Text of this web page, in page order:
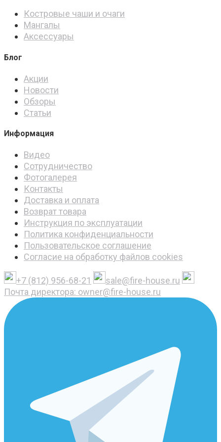
Костровые чаши и очаги
Мангалы
Аксессуары
Блог
Акции
Новости
Обзоры
Статьи
Информация
Видео
Сотрудничество
Фотогалерея
Контакты
Доставка и оплата
Возврат товара
Инструкция по эксплуатации
Политика конфиденциальности
Пользовательское соглашение
Согласие на обработку файлов cookies
+7 (812) 956-68-21
sale@fire-house.ru
Почта директора: owner@fire-house.ru